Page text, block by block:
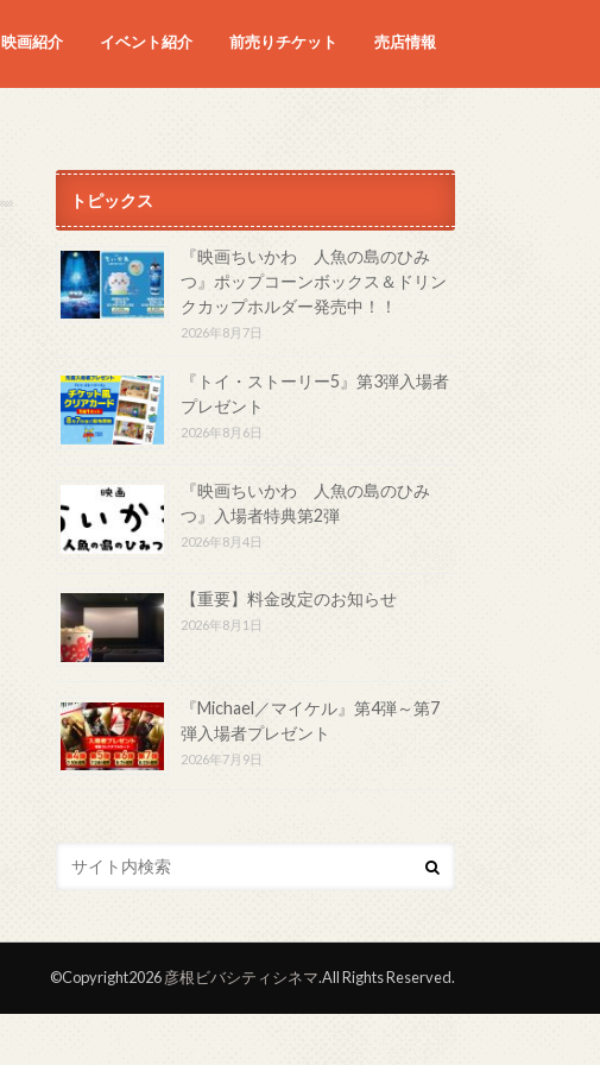
映画紹介 イベント紹介 前売りチケット 売店情報
トピックス
『映画ちいかわ 人魚の島のひみ
つ』ポップコーンボックス＆ドリン
クカップホルダー発売中！！
2026年8月7日
『トイ・ストーリー5』第3弾入場者
プレゼント
2026年8月6日
『映画ちいかわ 人魚の島のひみ
つ』入場者特典第2弾
2026年8月4日
【重要】料金改定のお知らせ
2026年8月1日
『Michael／マイケル』第4弾～第7
弾入場者プレゼント
2026年7月9日
©Copyright2026彦根ビバシティシネマ.All Rights Reserved.